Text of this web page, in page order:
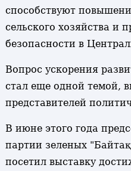
способствуют
сельского хозяйства и
безопасности в
Вопрос ускорения
стал еще одной темой,
представителей
В июне этого года
партии зеленых
посетил выставку